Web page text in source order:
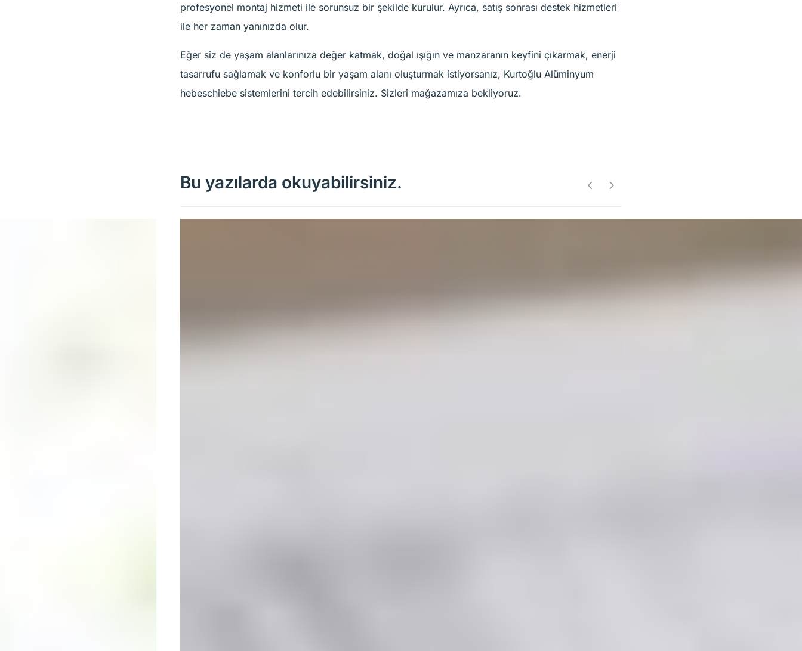
profesyonel montaj hizmeti ile sorunsuz bir şekilde kurulur. Ayrıca, satış sonrası destek hizmetleri
ile her zaman yanınızda olur.
Eğer siz de yaşam alanlarınıza değer katmak, doğal ışığın ve manzaranın keyfini çıkarmak, enerji
tasarrufu sağlamak ve konforlu bir yaşam alanı oluşturmak istiyorsanız, Kurtoğlu Alüminyum
hebeschiebe sistemlerini tercih edebilirsiniz. Sizleri mağazamıza bekliyoruz.
Bu yazılarda okuyabilirsiniz.